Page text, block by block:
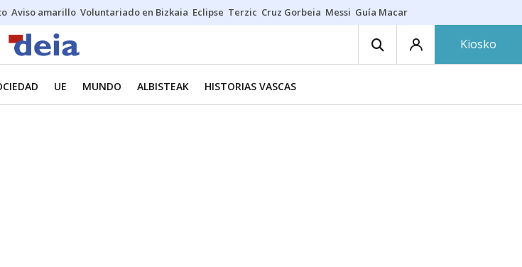
Aviso amarillo Voluntariado en Bizkaia Eclipse Terzic Cruz Gorbeia Messi Guía Macarfi
Kiosko
UE MUNDO ALBISTEAK HISTORIAS VASCAS